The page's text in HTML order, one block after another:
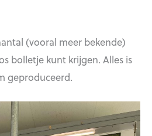
(vooral meer bekende)
bolletje kunt krijgen. Alles is
geproduceerd.